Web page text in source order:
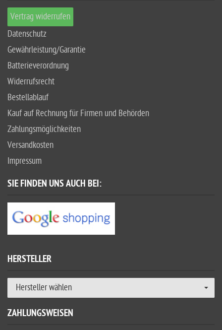
Vertrag widerrufen
Datenschutz
Gewährleistung/Garantie
Batterieverordnung
Widerrufsrecht
Bestellablauf
Kauf auf Rechnung für Firmen und Behörden
Zahlungsmöglichkeiten
Versandkosten
Impressum
SIE FINDEN UNS AUCH BEI:
HERSTELLER
Hersteller wählen
ZAHLUNGSWEISEN